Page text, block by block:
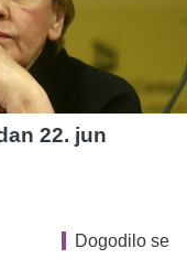
22. jun
Dogodilo se